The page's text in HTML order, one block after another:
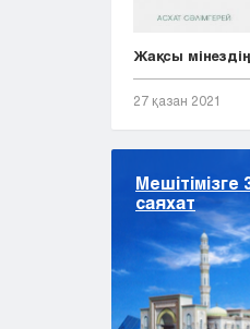
Жақсы
27 қазан 2021
Мешітімізге
саяхат